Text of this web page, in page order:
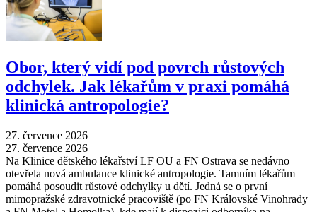
Obor, který vidí pod povrch růstových
odchylek. Jak lékařům v praxi pomáhá
klinická antropologie?
27. července 2026
27. července 2026
Na Klinice dětského lékařství LF OU a FN Ostrava se nedávno
otevřela nová ambulance klinické antropologie. Tamním lékařům
pomáhá posoudit růstové odchylky u dětí. Jedná se o první
mimopražské zdravotnické pracoviště (po FN Královské Vinohrady